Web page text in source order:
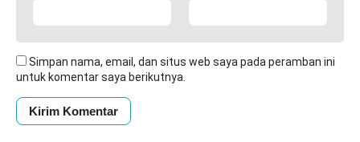
Simpan nama, email, dan situs web saya pada peramban ini
untuk komentar saya berikutnya.